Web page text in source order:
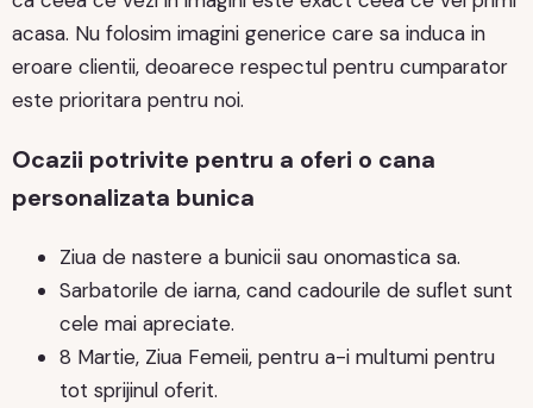
acasa. Nu folosim imagini generice care sa induca in
eroare clientii, deoarece respectul pentru cumparator
este prioritara pentru noi.
Ocazii potrivite pentru a oferi o cana
personalizata bunica
Ziua de nastere a bunicii sau onomastica sa.
Sarbatorile de iarna, cand cadourile de suflet sunt
cele mai apreciate.
8 Martie, Ziua Femeii, pentru a-i multumi pentru
tot sprijinul oferit.